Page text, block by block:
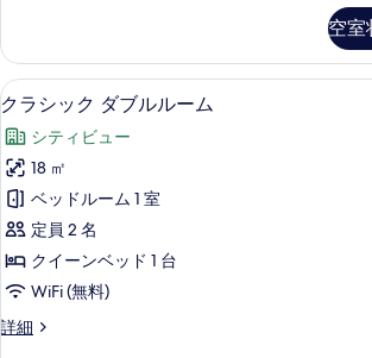
ー
ム
の
す
べ
て
の
写
真
を
ク
シ
ン
ル
ル
ー
ム
の
詳
細
空室
ク
ラ
シ
ッ
ク
ダ
ブ
ル
ル
クラシック
7
クラシック ダブルルーム
シティビュー
18 ㎡
ベッドルーム 1 室
定員 2 名
クイーンベッド 1 台
WiFi (無料)
詳細
ク